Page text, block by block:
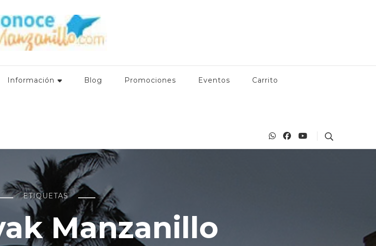
Información Blog Promociones Eventos Carrito
ETIQUETAS
Manzanillo